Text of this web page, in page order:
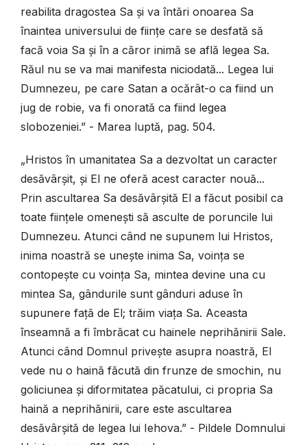
reabilita dragostea Sa și va întări onoarea Sa
înaintea universului de ființe care se desfată să
facă voia Sa și în a căror inimă se află legea Sa.
Răul nu se va mai manifesta niciodată... Legea lui
Dumnezeu, pe care Satan a ocărât-o ca fiind un
jug de robie, va fi onorată ca fiind legea
slobozeniei.” - Marea luptă, pag. 504.
„Hristos în umanitatea Sa a dezvoltat un caracter
desăvârșit, și El ne oferă acest caracter nouă...
Prin ascultarea Sa desăvârșită El a făcut posibil ca
toate ființele omenești să asculte de poruncile lui
Dumnezeu. Atunci când ne supunem lui Hristos,
inima noastră se unește inima Sa, voința se
contopește cu voința Sa, mintea devine una cu
mintea Sa, gândurile sunt gânduri aduse în
supunere față de El; trăim viața Sa. Aceasta
înseamnă a fi îmbrăcat cu hainele neprihănirii Sale.
Atunci când Domnul privește asupra noastră, El
vede nu o haină făcută din frunze de smochin, nu
goliciunea și diformitatea păcatului, ci propria Sa
haină a neprihănirii, care este ascultarea
desăvârșită de legea lui Iehova.” - Pildele Domnului